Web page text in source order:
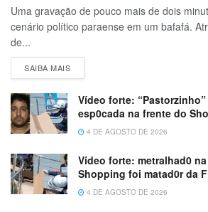
Uma gravação de pouco mais de dois
cenário político paraense em um bafafá.
de...
SAIBA MAIS
Vídeo forte:
esp0cada na frente do
4 DE AGOSTO DE 2026
Vídeo forte: metralhad0
Shopping foi matad0r da
4 DE AGOSTO DE 2026